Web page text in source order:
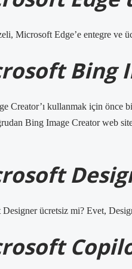
Microsoft Edge’e entegre ve
Bing
Creator’ı kullanmak için önce
Bing Image Creator web
ücretsiz mi? Evet,